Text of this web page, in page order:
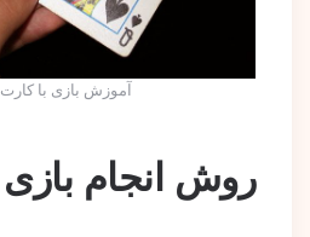
آموزش بازی با کارت Kemps
روش انجام بازی Kemps